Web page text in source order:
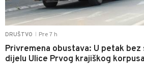
DRUŠTVO Pre 7 h
Privremena obustava: U petak bez
dijelu Ulice Prvog krajiškog korpusa